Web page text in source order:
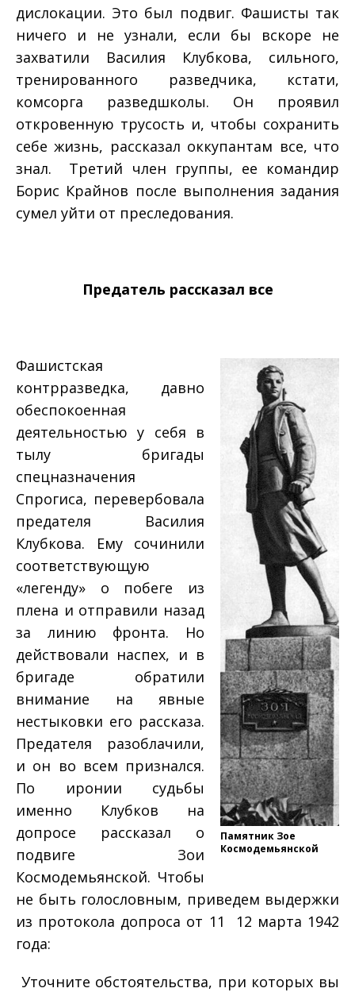
дислокации. Это был подвиг. Фашисты так
ничего и не узнали, если бы вскоре не
захватили Василия Клубкова, сильного,
тренированного разведчика, кстати,
комсорга разведшколы. Он проявил
откровенную трусость и, чтобы сохранить
себе жизнь, рассказал оккупантам все, что
знал. Третий член группы, ее командир
Борис Крайнов после выполнения задания
сумел уйти от преследования.
Предатель рассказал все
Памятник Зое
Космодемьянской
Фашистская
контрразведка, давно
обеспокоенная
деятельностью у себя в
тылу бригады
спецназначения
Спрогиса, перевербовала
предателя Василия
Клубкова. Ему сочинили
соответствующую
«легенду» о побеге из
плена и отправили назад
за линию фронта. Но
действовали наспех, и в
бригаде обратили
внимание на явные
нестыковки его рассказа.
Предателя разоблачили,
и он во всем признался.
По иронии судьбы
именно Клубков на
допросе рассказал о
подвиге Зои
Космодемьянской. Чтобы
не быть голословным, приведем выдержки
из протокола допроса от 11 ­ 12 марта 1942
года:
­ Уточните обстоятельства, при которых вы